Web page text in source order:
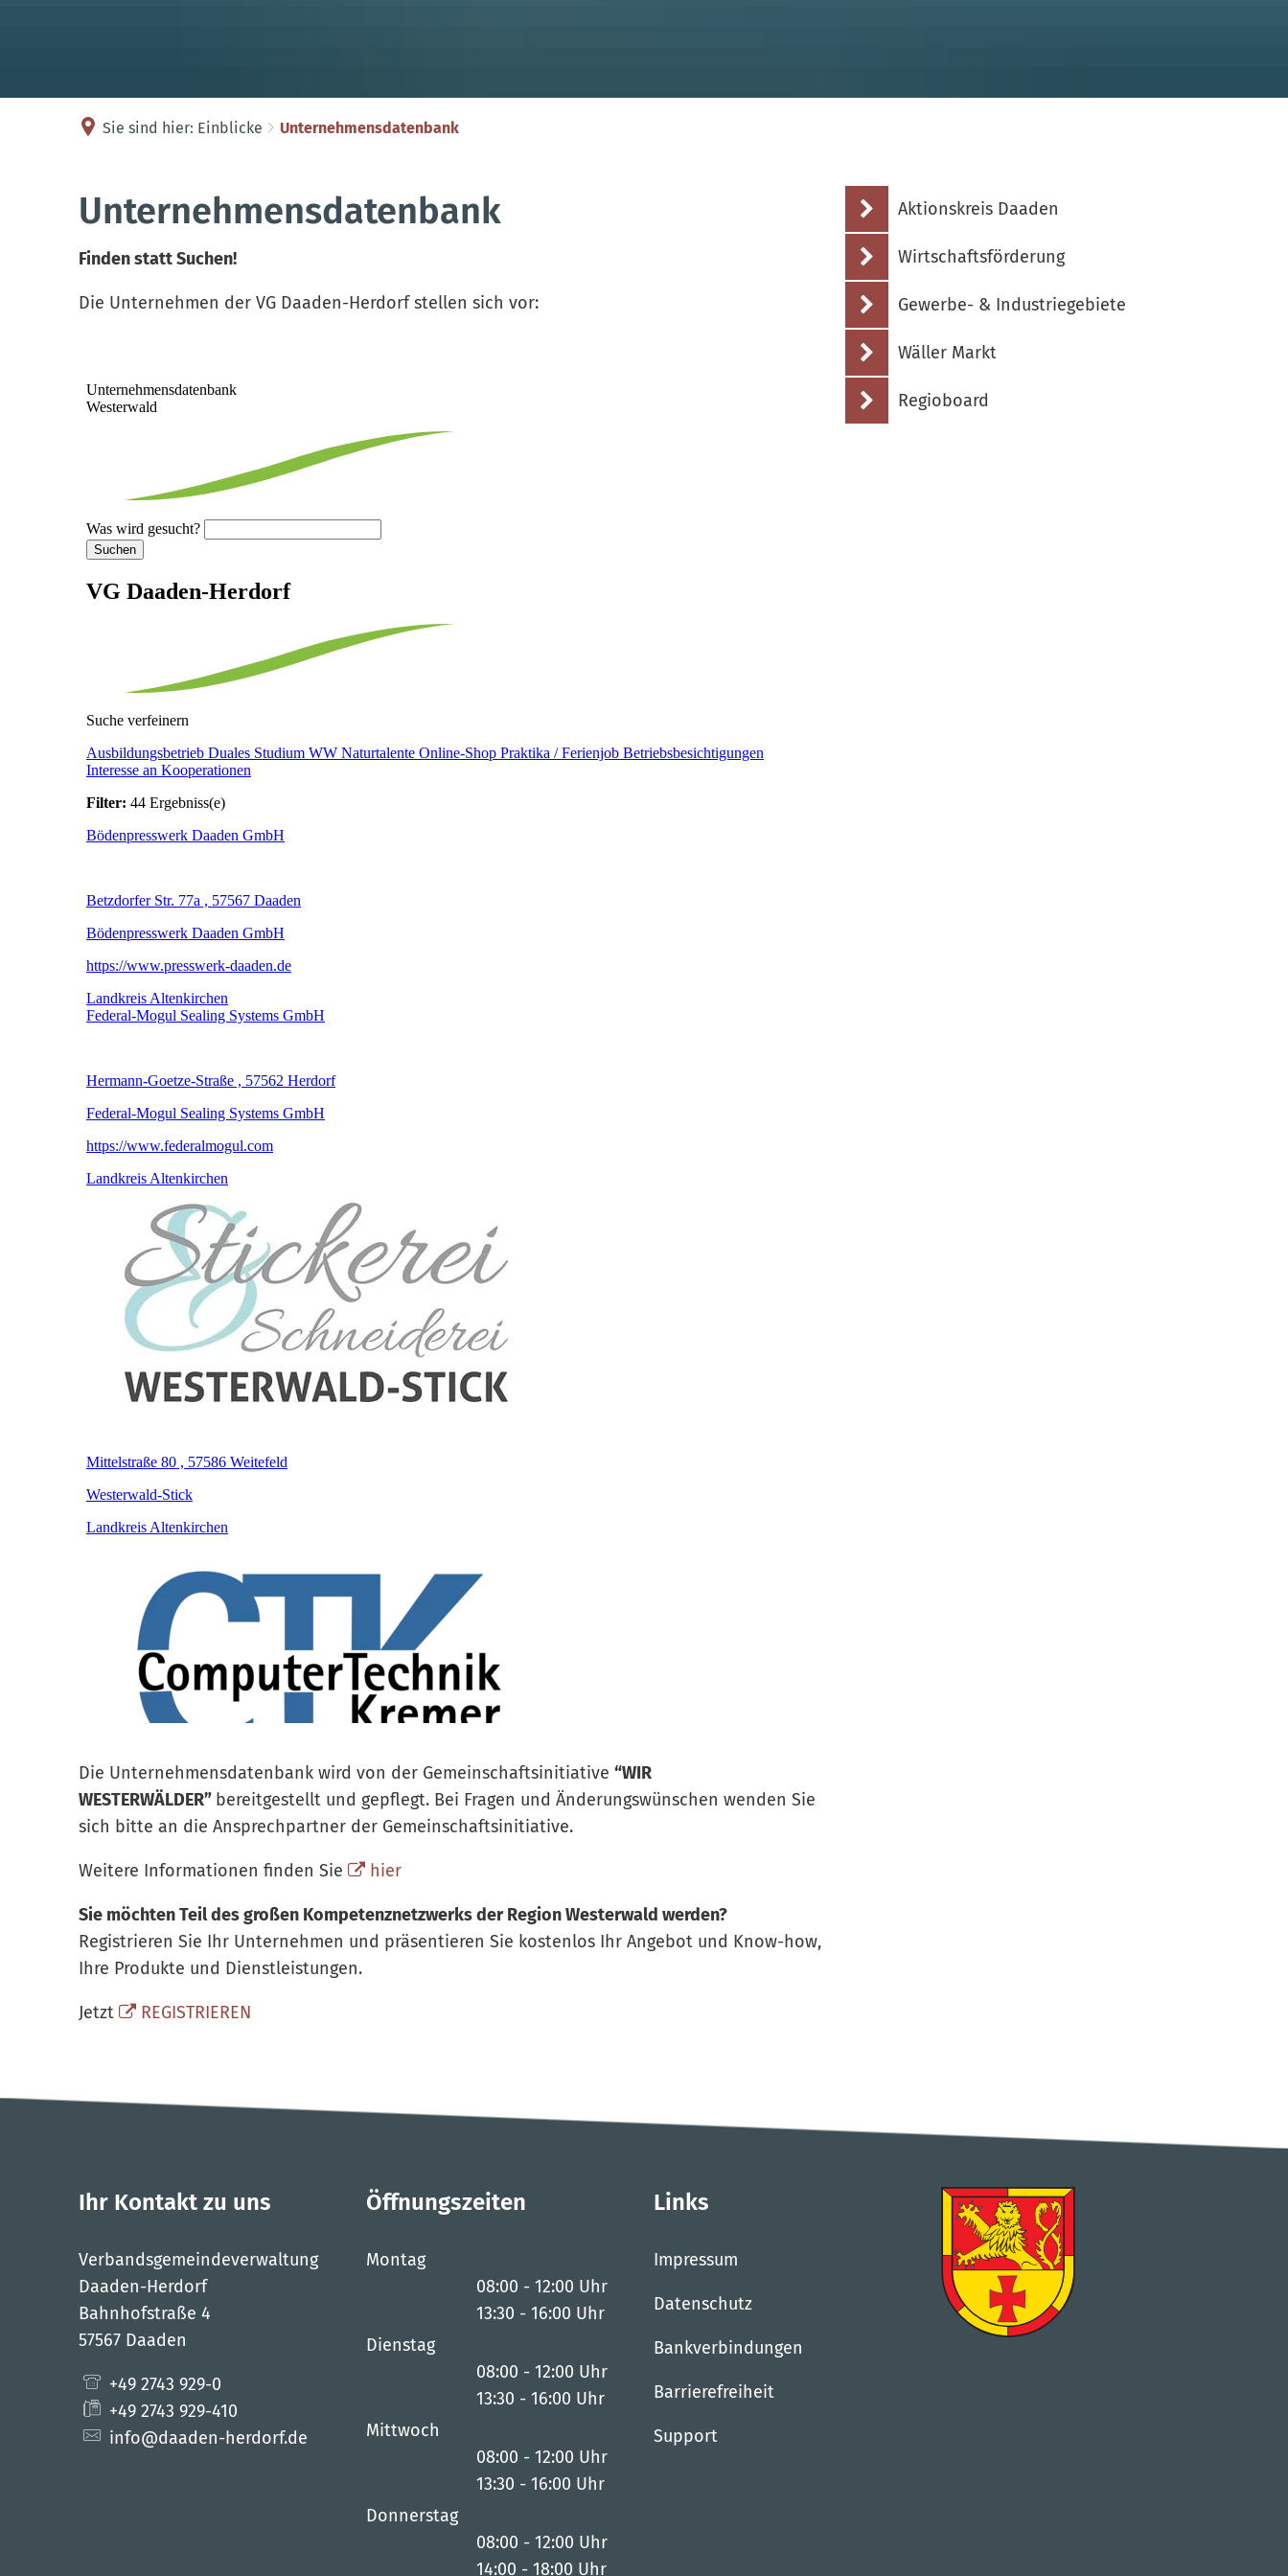
Sie sind hier: Einblicke Unternehmensdatenbank
Unternehmensdatenbank
Unternehmensdatenbank
Finden statt Suchen!
Die Unternehmen der VG Daaden-Herdorf stellen sich vor:
Die Unternehmensdatenbank wird von der Gemeinschaftsinitiative “WIR
WESTERWÄLDER” bereitgestellt und gepflegt. Bei Fragen und Änderungswünschen wenden Sie
sich bitte an die Ansprechpartner der Gemeinschaftsinitiative.
Weitere Informationen finden Sie hier
Sie möchten Teil des großen Kompetenznetzwerks der Region Westerwald werden?
Registrieren Sie Ihr Unternehmen und präsentieren Sie kostenlos Ihr Angebot und Know-how,
Ihre Produkte und Dienstleistungen.
Jetzt REGISTRIEREN
Aktionskreis Daaden
Wirtschaftsförderung
Gewerbe- & Industriegebiete
Wäller Markt
Regioboard
Ihr Kontakt zu uns
Verbandsgemeindeverwaltung
Daaden-Herdorf
Bahnhofstraße 4
57567 Daaden
+49 2743 929-0
+49 2743 929-410
info@daaden-herdorf.de
Öffnungszeiten
Montag
08:00 - 12:00 Uhr
Von 08:00 bis 12:00 Uhr
13:30 - 16:00 Uhr
Von 13:30 bis 16:00 Uhr
Dienstag
08:00 - 12:00 Uhr
Von 08:00 bis 12:00 Uhr
13:30 - 16:00 Uhr
Von 13:30 bis 16:00 Uhr
Mittwoch
08:00 - 12:00 Uhr
Von 08:00 bis 12:00 Uhr
13:30 - 16:00 Uhr
Donnerstag
08:00 - 12:00 Uhr
Von 08:00 bis 12:00 Uhr
14:00 - 18:00 Uhr
Links
Impressum
Datenschutz
Bankverbindungen
Barrierefreiheit
Support